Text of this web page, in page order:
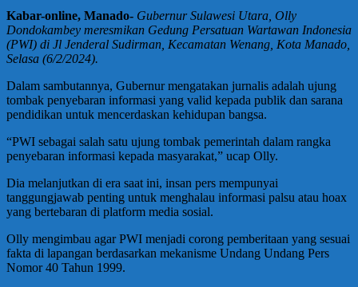
Kabar-online, Manado- Gubernur Sulawesi Utara, Olly
Dondokambey meresmikan Gedung Persatuan Wartawan Indonesia
(PWI) di Jl Jenderal Sudirman, Kecamatan Wenang, Kota Manado,
Selasa (6/2/2024).
Dalam sambutannya, Gubernur mengatakan jurnalis adalah ujung
tombak penyebaran informasi yang valid kepada publik dan sarana
pendidikan untuk mencerdaskan kehidupan bangsa.
“PWI sebagai salah satu ujung tombak pemerintah dalam rangka
penyebaran informasi kepada masyarakat,” ucap Olly.
Dia melanjutkan di era saat ini, insan pers mempunyai
tanggungjawab penting untuk menghalau informasi palsu atau hoax
yang bertebaran di platform media sosial.
Olly mengimbau agar PWI menjadi corong pemberitaan yang sesuai
fakta di lapangan berdasarkan mekanisme Undang Undang Pers
Nomor 40 Tahun 1999.